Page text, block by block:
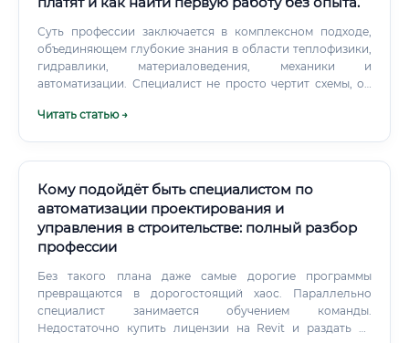
Суть профессии заключается в комплексном подходе,
объединяющем глубокие знания в области теплофизики,
гидравлики, материаловедения, механики и
автоматизации. Специалист не просто чертит схемы, он
каждый элемент – от типа футеровки (огнеупорной
указаны требования к производительности печи, типу
нагреваемого материала, температурному режиму и
другим параметрам.
Читать статью →
Кому подойдёт быть специалистом по
автоматизации проектирования и
управления в строительстве: полный разбор
профессии
Без такого плана даже самые дорогие программы
превращаются в дорогостоящий хаос. Параллельно
специалист занимается обучением команды.
Недостаточно купить лицензии на Revit и раздать их